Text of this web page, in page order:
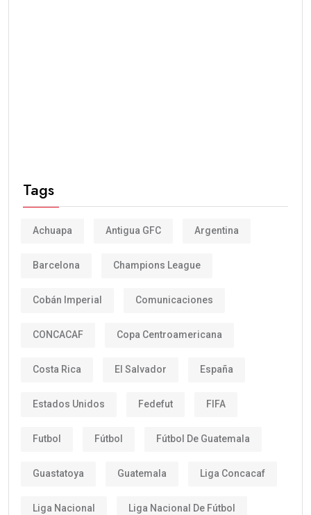
Tags
Achuapa Antigua GFC Argentina
Barcelona Champions League
Cobán Imperial Comunicaciones
CONCACAF Copa Centroamericana
Costa Rica El Salvador España
Estados Unidos Fedefut FIFA
Futbol Fútbol Fútbol De Guatemala
Guastatoya Guatemala Liga Concacaf
Liga Nacional Liga Nacional De Fútbol